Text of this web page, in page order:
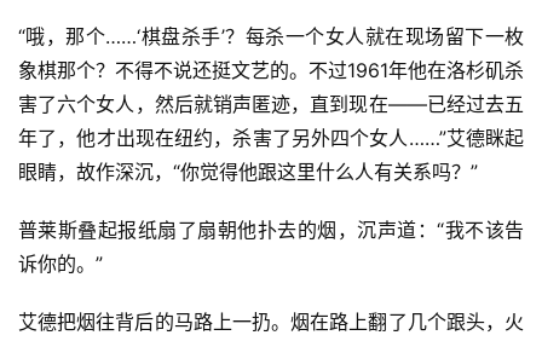
“哦，那个……‘棋盘杀手’？每杀一个女人就在现场留下一枚
象棋那个？不得不说还挺文艺的。不过1961年他在洛杉矶杀
害了六个女人，然后就销声匿迹，直到现在——已经过去五
年了，他才出现在纽约，杀害了另外四个女人……”艾德眯起
眼睛，故作深沉，“你觉得他跟这里什么人有关系吗？”
普莱斯叠起报纸扇了扇朝他扑去的烟，沉声道：“我不该告
诉你的。”
艾德把烟往背后的马路上一扔。烟在路上翻了几个跟头，火